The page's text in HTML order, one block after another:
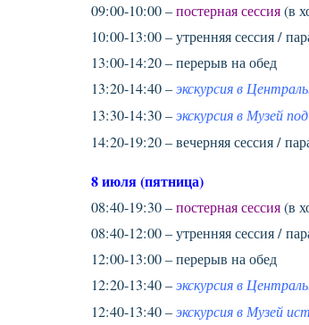
09:00-10:00 –постерная сессия(в
10:00-13:00 – утренняя сессия /
13:00-14:20 – перерыв на обед
13:20-14:40 –экскурсия в
13:30-14:30 –экскурсия в Музей
14:20-19:20 – вечерняя сессия /
8 июля (пятница)
08:40-19:30 –постерная сессия(в
08:40-12:00 – утренняя сессия /
12:00-13:00 – перерыв на обед
12:20-13:40 –экскурсия в
12:40-13:40 –экскурсия в Музей